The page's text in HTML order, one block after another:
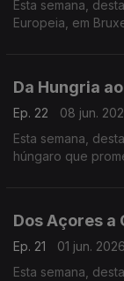
Esta semana,
Europeia, em
Da Hungria
Ep. 22
08 jun.
Esta semana,
húngaro que
Dos Açores a
Ep. 21
01 jun. 2026
Esta semana,